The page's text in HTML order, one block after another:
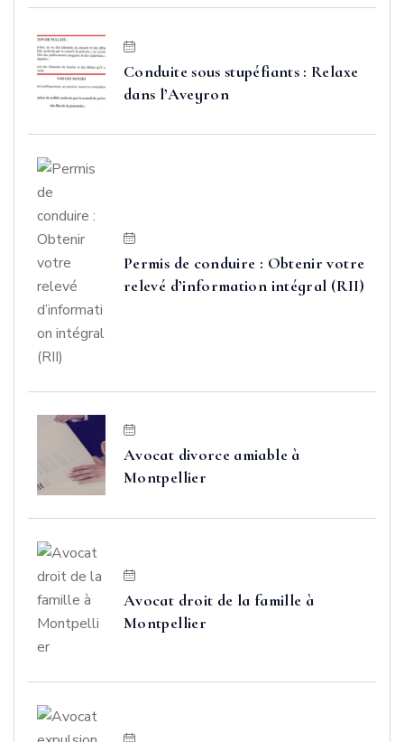
Conduite sous stupéfiants : Relaxe
dans l’Aveyron
Permis de conduire : Obtenir votre
relevé d’information intégral (RII)
Avocat divorce amiable à
Montpellier
Avocat droit de la famille à
Montpellier